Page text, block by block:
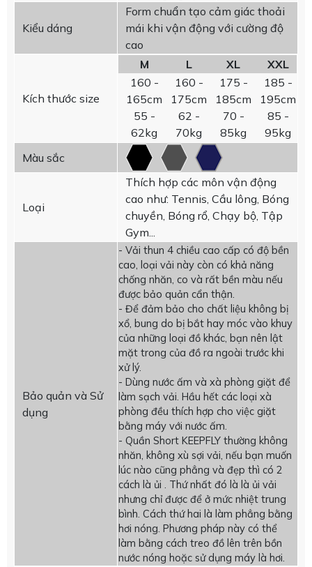
Kiểu dáng
Form chuẩn tạo cảm giác thoải
mái khi vận động với cường độ
cao
Kích thước size
M L XL
XXL
160 -
165cm
55 -
62kg
160 -
175cm
62 -
70kg
175 -
185cm
70 -
85kg
185 -
195cm
85 -
95kg
Màu sắc
Loại
Thích hợp các môn vận động
cao như: Tennis, Cầu lông, Bóng
chuyền, Bóng rổ, Chạy bộ, Tập
Gym...
Bảo quản và Sử
dụng
- Vải thun 4 chiều cao cấp có độ bền
cao, loại vải này còn có khả năng
chống nhăn, co và rất bền màu nếu
được bảo quản cẩn thận.
- Để đảm bảo cho chất liệu không bị
xổ, bung do bị bắt hay móc vào khuy
của những loại đồ khác, bạn nên lật
mặt trong của đồ ra ngoài trước khi
xử lý.
- Dùng nước ấm và xà phòng giặt để
làm sạch vải. Hầu hết các loại xà
phòng đều thích hợp cho việc giặt
bằng máy với nước ấm.
- Quần Short KEEPFLY thường không
nhăn, không xù sợi vải, nếu bạn muốn
lúc nào cũng phẳng và đẹp thì có 2
cách là ủi . Thứ nhất đó là là ủi vải
nhưng chỉ được để ở mức nhiệt trung
bình. Cách thứ hai là làm phẳng bằng
hơi nóng. Phương pháp này có thể
làm bằng cách treo đồ lên trên bồn
nước nóng hoặc sử dụng máy là hơi.